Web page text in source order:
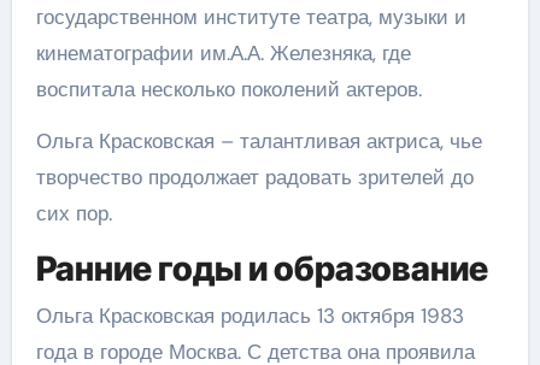
государственном институте театра, музыки и
кинематографии им.А.А. Железняка, где
воспитала несколько поколений актеров.
Ольга Красковская – талантливая актриса, чье
творчество продолжает радовать зрителей до
сих пор.
Ранние годы и образование
Ольга Красковская родилась 13 октября 1983
года в городе Москва. С детства она проявила